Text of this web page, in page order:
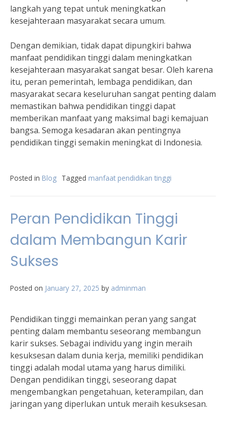
langkah yang tepat untuk meningkatkan
kesejahteraan masyarakat secara umum.
Dengan demikian, tidak dapat dipungkiri bahwa
manfaat pendidikan tinggi dalam meningkatkan
kesejahteraan masyarakat sangat besar. Oleh karena
itu, peran pemerintah, lembaga pendidikan, dan
masyarakat secara keseluruhan sangat penting dalam
memastikan bahwa pendidikan tinggi dapat
memberikan manfaat yang maksimal bagi kemajuan
bangsa. Semoga kesadaran akan pentingnya
pendidikan tinggi semakin meningkat di Indonesia.
Posted in Blog Tagged manfaat pendidikan tinggi
Peran Pendidikan Tinggi
dalam Membangun Karir
Sukses
Posted on January 27, 2025 by adminman
Pendidikan tinggi memainkan peran yang sangat
penting dalam membantu seseorang membangun
karir sukses. Sebagai individu yang ingin meraih
kesuksesan dalam dunia kerja, memiliki pendidikan
tinggi adalah modal utama yang harus dimiliki.
Dengan pendidikan tinggi, seseorang dapat
mengembangkan pengetahuan, keterampilan, dan
jaringan yang diperlukan untuk meraih kesuksesan.